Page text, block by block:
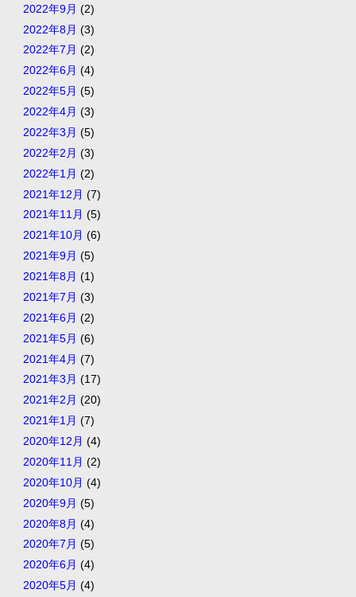
2022年9月 (2)
2022年8月 (3)
2022年7月 (2)
2022年6月 (4)
2022年5月 (5)
2022年4月 (3)
2022年3月 (5)
2022年2月 (3)
2022年1月 (2)
2021年12月 (7)
2021年11月 (5)
2021年10月 (6)
2021年9月 (5)
2021年8月 (1)
2021年7月 (3)
2021年6月 (2)
2021年5月 (6)
2021年4月 (7)
2021年3月 (17)
2021年2月 (20)
2021年1月 (7)
2020年12月 (4)
2020年11月 (2)
2020年10月 (4)
2020年9月 (5)
2020年8月 (4)
2020年7月 (5)
2020年6月 (4)
2020年5月 (4)